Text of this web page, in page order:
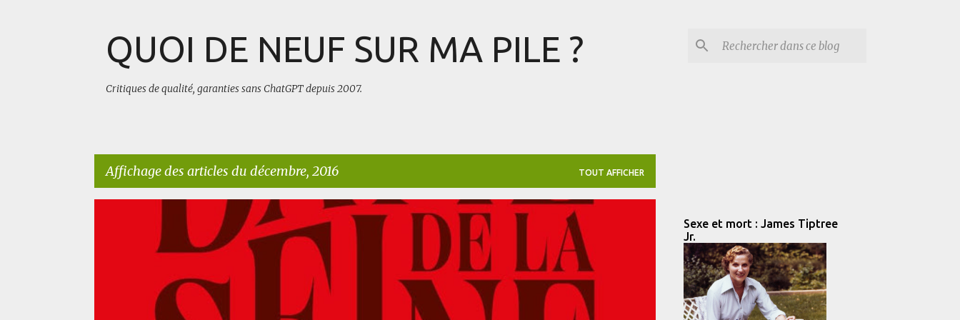
QUOI DE NEUF SUR MA PILE ?
Critiques de qualité, garanties sans ChatGPT depuis 2007.
Affichage des articles du décembre, 2016 TOUT AFFICHER
BLUFFANT ROMAN HISTORIQUE
Sexe et mort : James Tiptree
Jr.